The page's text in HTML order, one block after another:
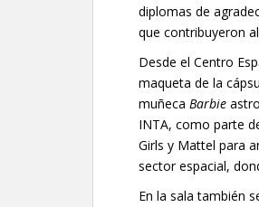
diplomas de
que contribuyeron
Desde el Centro
maqueta de la
muñeca Barbie
INTA, como parte
Girls y Mattel para
sector espacial,
En la sala también